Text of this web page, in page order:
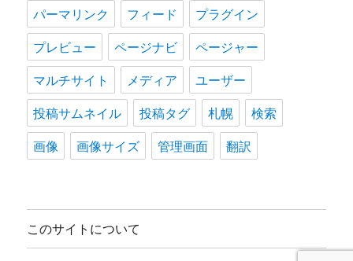
パーマリンク
フィード
プラグイン
プレビュー
ページナビ
ページャー
マルチサイト
メディア
ユーザー
投稿サムネイル
投稿タグ 札幌
検索
画像
画像サイズ 管理画面 翻訳
このサイトについて